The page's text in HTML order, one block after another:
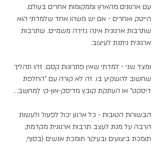
עם ארגונים מהארץ וממקומות אחרים בעולם,
הייטק ואחרים - אם יש משהו אחד שלמדתי הוא
שתרבות ארגונית אינה גזירה משמיים. שתרבות
ארגונית ניתנת לעיצוב.
ומצד שני - למדתי שאין פתרונות קסם. זהו תהליך
שחשוב להשקיע בו. זה לא קורה עם "החלפת
דיסקט" או העתקת קובץ מדיסק-און-קי למחשב...
הבשורות הטובות - כל ארגון יכול לפעול ולעשות
הרבה על מנת לעצב תרבות ארגונית מקדמת,
תומכת ביצועים ובעיקר תומכת אנשים (בסוף,